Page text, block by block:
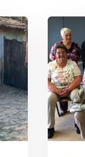
aan water!Lees meer